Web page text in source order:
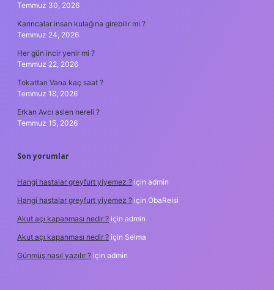
Temmuz 30, 2026
Karıncalar insan kulağına girebilir mi ?
Temmuz 24, 2026
Her gün incir yenir mi ?
Temmuz 22, 2026
Tokattan Vana kaç saat ?
Temmuz 18, 2026
Erkan Avcı aslen nereli ?
Temmuz 15, 2026
Son yorumlar
Hangi hastalar greyfurt yiyemez ? için admin
Hangi hastalar greyfurt yiyemez ? için ObaReisi
Akut açı kapanması nedir ? için admin
Akut açı kapanması nedir ? için Selma
Günmüş nasıl yazılır ? için admin